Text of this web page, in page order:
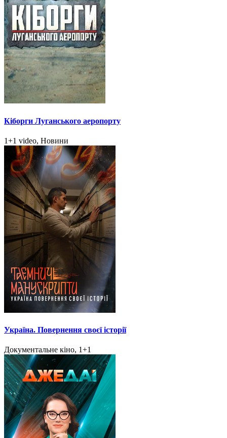
Кіборги Луганського аеропорту
1+1 video, Новини
Україна. Повернення своєї історії
Документальне кіно, 1+1